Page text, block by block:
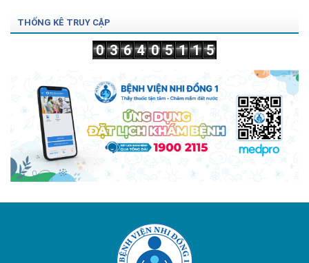
THỐNG KÊ TRUY CẬP
0 3 6 4 0 5 1 1 5